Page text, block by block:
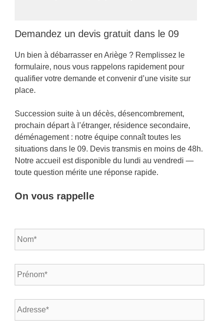
Demandez un devis gratuit dans le 09
Un bien à débarrasser en Ariège ? Remplissez le
formulaire, nous vous rappelons rapidement pour
qualifier votre demande et convenir d’une visite sur
place.
Succession suite à un décès, désencombrement,
prochain départ à l’étranger, résidence secondaire,
déménagement : notre équipe connaît toutes les
situations dans le 09. Devis transmis en moins de 48h.
Notre accueil est disponible du lundi au vendredi —
toute question mérite une réponse rapide.
On vous rappelle
N
o
*
P
o
m
*
A
d